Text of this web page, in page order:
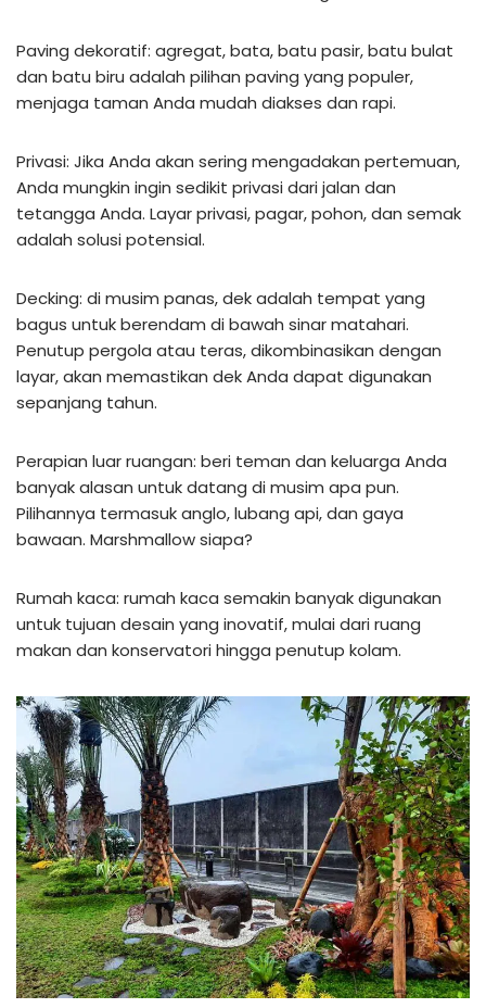
Paving dekoratif: agregat, bata, batu pasir, batu bulat
dan batu biru adalah pilihan paving yang populer,
menjaga taman Anda mudah diakses dan rapi.
Privasi: Jika Anda akan sering mengadakan pertemuan,
Anda mungkin ingin sedikit privasi dari jalan dan
tetangga Anda. Layar privasi, pagar, pohon, dan semak
adalah solusi potensial.
Decking: di musim panas, dek adalah tempat yang
bagus untuk berendam di bawah sinar matahari.
Penutup pergola atau teras, dikombinasikan dengan
layar, akan memastikan dek Anda dapat digunakan
sepanjang tahun.
Perapian luar ruangan: beri teman dan keluarga Anda
banyak alasan untuk datang di musim apa pun.
Pilihannya termasuk anglo, lubang api, dan gaya
bawaan. Marshmallow siapa?
Rumah kaca: rumah kaca semakin banyak digunakan
untuk tujuan desain yang inovatif, mulai dari ruang
makan dan konservatori hingga penutup kolam.